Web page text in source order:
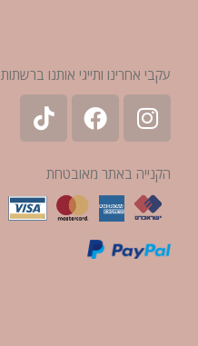
עקבי אחרינו ותייגי אותנו ברשתות
הקנייה באתר מאובטחת